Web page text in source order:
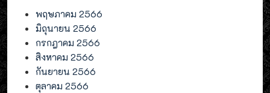
พฤษภาคม 2566
มิถุนายน 2566
กรกฎาคม 2566
สิงหาคม 2566
กันยายน 2566
ตุลาคม 2566